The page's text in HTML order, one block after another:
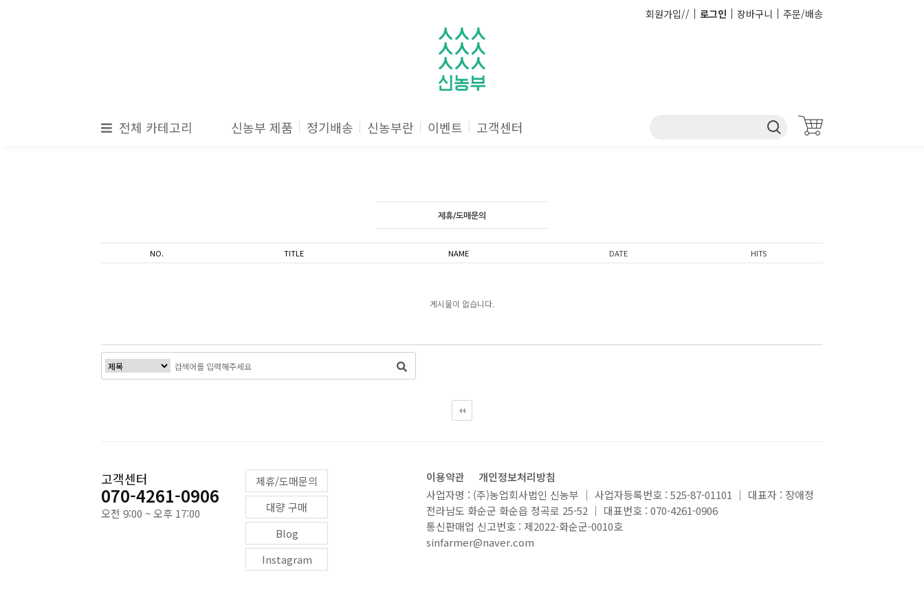
회원가입// 로그인 장바구니 주문/배송
전체 카테고리 신농부 제품 정기배송 신농부란 이벤트 고객센터
제휴/도매문의
NO. TITLE NAME DATE HITS
게시물이 없습니다.
고객센터
070-4261-0906
오전 9:00 ~ 오후 17:00
제휴/도매문의
대량 구매
Blog
Instagram
이용약관
개인정보처리방침
사업자명 : (주)농업회사법인 신농부 ｜ 사업자등록번호 : 525-87-01101 ｜ 대표자 : 장애정
전라남도 화순군 화순읍 정곡로 25-52 ｜ 대표번호 : 070-4261-0906
통신판매업 신고번호 : 제2022-화순군-0010호
sinfarmer@naver.com